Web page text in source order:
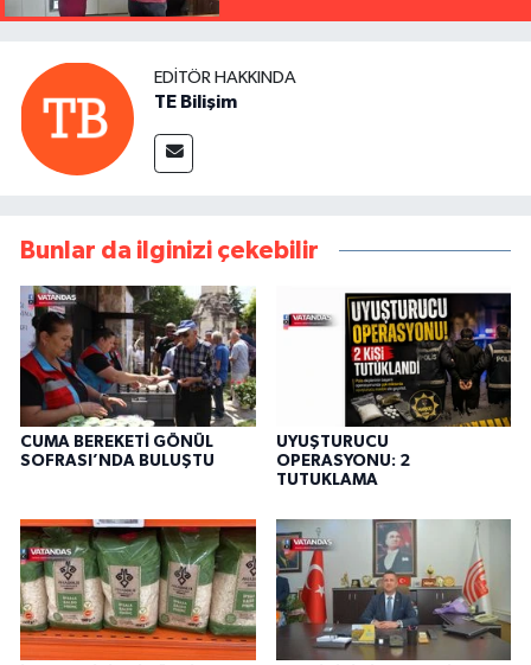
EDITÖR HAKKINDA
TE Bilişim
Bunlar da ilginizi çekebilir
CUMA BEREKETİ GÖNÜL
SOFRASI’NDA BULUŞTU
UYUŞTURUCU
OPERASYONU: 2
TUTUKLAMA